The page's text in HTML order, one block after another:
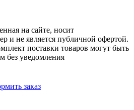
на сайте, носит
и не является публичной офертой.
поставки товаров могут быть
без уведомления
заказ